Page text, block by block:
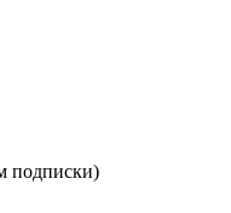
подписки)